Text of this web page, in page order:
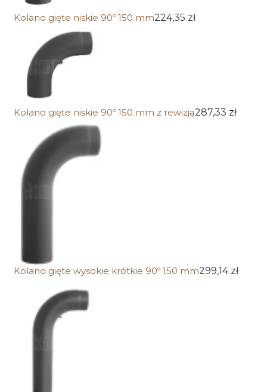
Kolano gięte niskie 90º 150 mm224,35 zł
Kolano gięte niskie 90º 150 mm z rewizją287,33 zł
Kolano gięte wysokie krótkie 90º 150 mm299,14 zł